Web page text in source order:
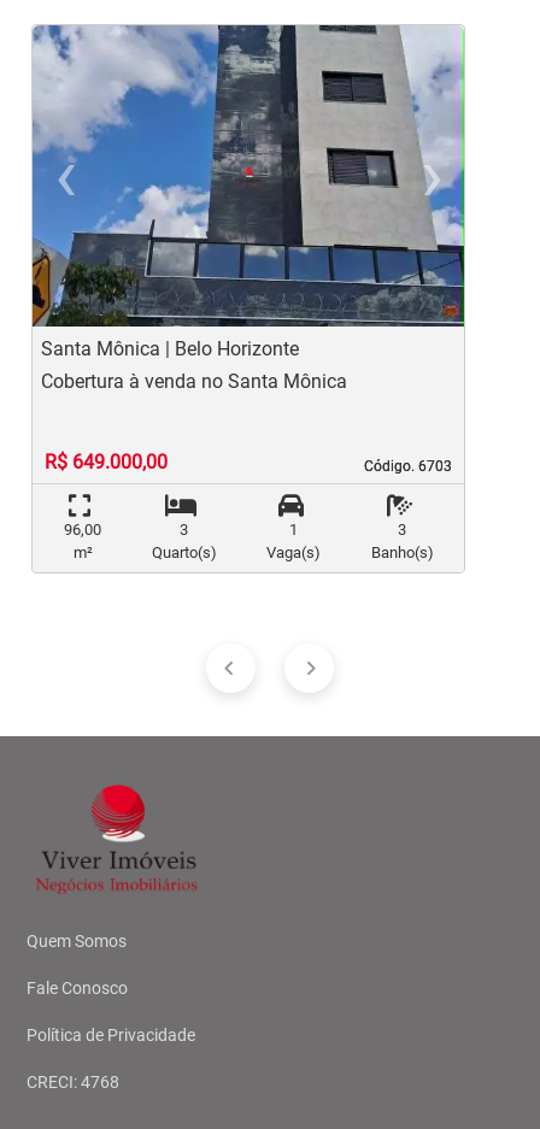
‹
Previous
›
Santa Mônica | Belo Horizonte
Código. 6703
Código. 6703
Cobertura à venda no Santa Mônica
R$ 649.000,00
96,00
m²
3
Quarto(s)
1
Vaga(s)
3
Banho(s)
Quem Somos
Fale Conosco
Política de Privacidade
CRECI: 4768